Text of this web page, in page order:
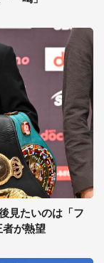
見たいのは「フ
者が熱望